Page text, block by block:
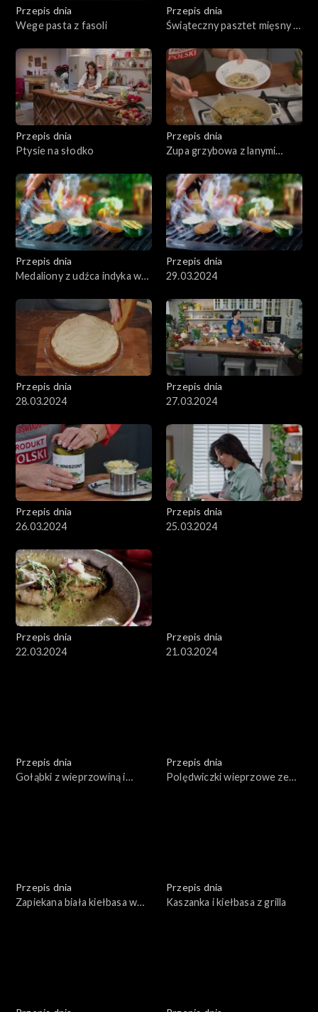
Przepis dnia
Wege pasta z fasoli
Przepis dnia
Świąteczny pasztet mięsny z
Przepis dnia
Ptysie na słodko
Przepis dnia
Zupa grzybowa z lanymi
Przepis dnia
Medaliony z udźca indyka w
Przepis dnia
29.03.2024
Przepis dnia
28.03.2024
Przepis dnia
27.03.2024
Przepis dnia
26.03.2024
Przepis dnia
25.03.2024
Przepis dnia
22.03.2024
Przepis dnia
21.03.2024
Przepis dnia
Gołąbki z wieprzowiną i
Przepis dnia
Polędwiczki wieprzowe ze
Przepis dnia
Zapiekana biała kiełbasa w
Przepis dnia
Kaszanka i kiełbasa z grilla